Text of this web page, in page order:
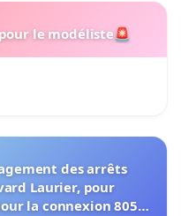
le modéliste🚨
des arrêts
Laurier, pour
la connexion 805-